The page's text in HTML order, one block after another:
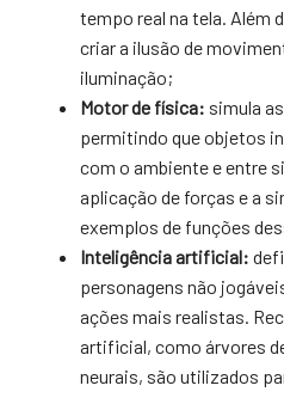
tempo real na tela. Além
criar a ilusão de
iluminação;
Motor de física: simula
permitindo que objetos
com o ambiente e entre
aplicação de forças e a
exemplos de funções
Inteligência artificial:
personagens não
ações mais realistas.
artificial, como árvores
neurais, são utilizados